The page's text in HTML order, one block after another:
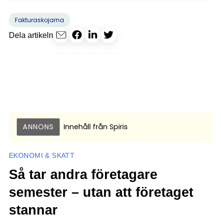
Fakturaskojarna
Dela artikeln
ANNONS Innehåll från Spiris
EKONOMI & SKATT
Så tar andra företagare
semester – utan att företaget
stannar